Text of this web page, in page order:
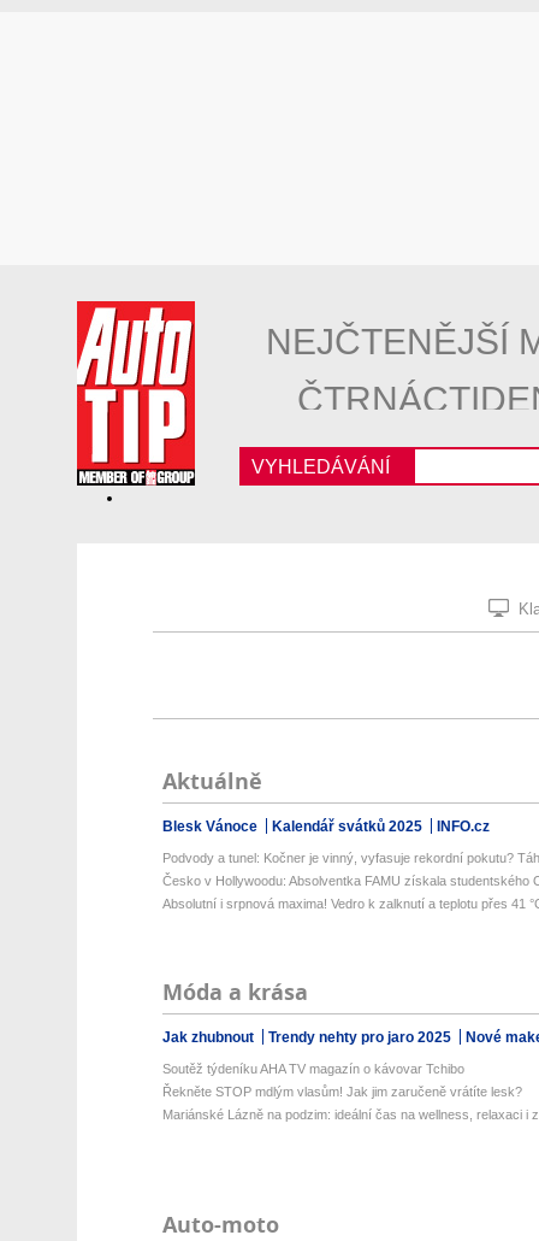
NEJČTENĚJŠÍ
VYHLEDÁVÁNÍ
Aktuálně
Blesk Vánoce Kalendář svátků 2025 INFO.cz
Podvody a tunel: Kočner je vinný, vyfasuje rekordní pokutu?
Česko v Hollywoodu: Absolventka FAMU získala studentského
Absolutní i srpnová maxima! Vedro k zalknutí a teplotu přes 41
Móda a krása
Jak zhubnout Trendy nehty pro jaro 2025 Nové
Soutěž týdeníku AHA TV magazín o kávovar Tchibo
Řekněte STOP mdlým vlasům! Jak jim zaručeně vrátíte lesk?
Mariánské Lázně na podzim: ideální čas na wellness, relaxaci i
Auto-moto